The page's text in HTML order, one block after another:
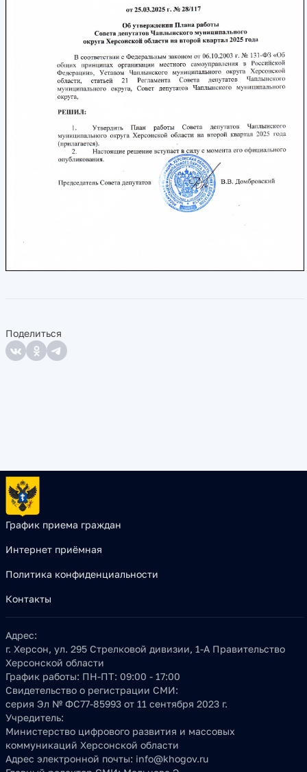
Поделиться
График приема граждан
Интернет приёмная
Политика конфиденциальности
Контакты
Адрес:
г. Херсон, ул. 295 Стрелковой дивизии, 1-А Правительство
Херсонской области
График работы: ПН-ПТ: 09:00 - 17:00
Свидетельство о регистрации СМИ:
серия Эл № ФС77-85993 от 11 сентября 2023 г.
Учредитель:
Министерство цифрового развития и массовых
коммуникаций Херсонской области
Адрес электронной почты: info@khogov.ru